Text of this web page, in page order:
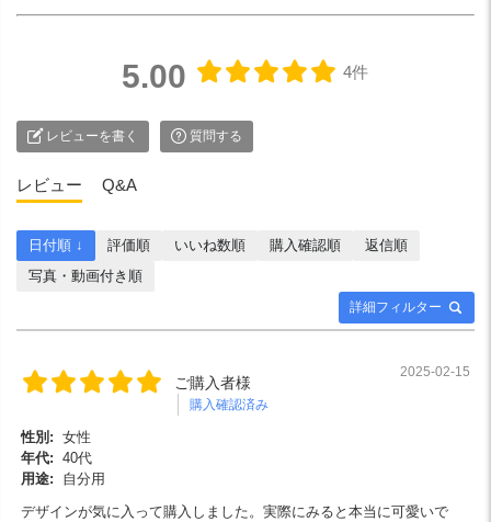
5.00 4件
レビューを書く 質問する
レビュー Q&A
詳細フィルター
日付順 ↓ 評価順 いいね数順 購入確認順
返信順
写真・動画付き順
ご購入者様
購入確認済み
2025-02-15
性別: 女性
年代: 40代
用途:
自分用
デザインが気に入って購入しました。実際にみると本当に可愛いで